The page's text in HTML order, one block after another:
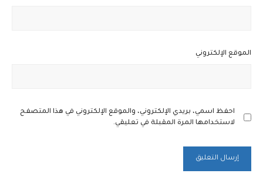
الموقع الإلكتروني
احفظ اسمي، بريدي الإلكتروني، والموقع الإلكتروني في هذا المتصفح
لاستخدامها المرة المقبلة في تعليقي.